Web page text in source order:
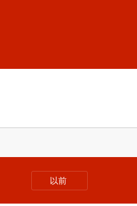
以前